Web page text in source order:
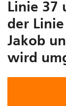
Linie 37
der
Jakob
wird